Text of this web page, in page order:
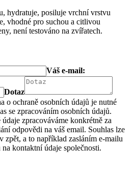
hydratuje, posiluje vrchní vrstvu
vhodné pro suchou a citlivou
není testováno na zvířatech.
Váš e-mail:
Dotaz
o ochraně osobních údajů je nutné
se zpracováním osobních údajů.
údaje zpracováváme konkrétně za
odpovědi na váš email. Souhlas lze
zpět, a to například zasláním e-mailu
na kontaktní údaje společnosti.